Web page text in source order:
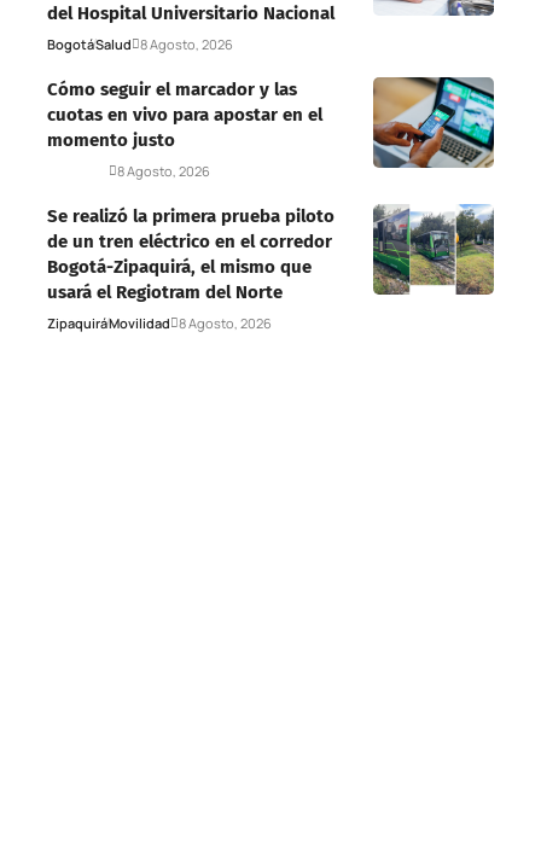
del Hospital Universitario Nacional
BogotáSalud 8 Agosto, 2026
Cómo seguir el marcador y las
cuotas en vivo para apostar en el
momento justo
8 Agosto, 2026
Se realizó la primera prueba piloto
de un tren eléctrico en el corredor
Bogotá-Zipaquirá, el mismo que
usará el Regiotram del Norte
ZipaquiráMovilidad 8 Agosto, 2026